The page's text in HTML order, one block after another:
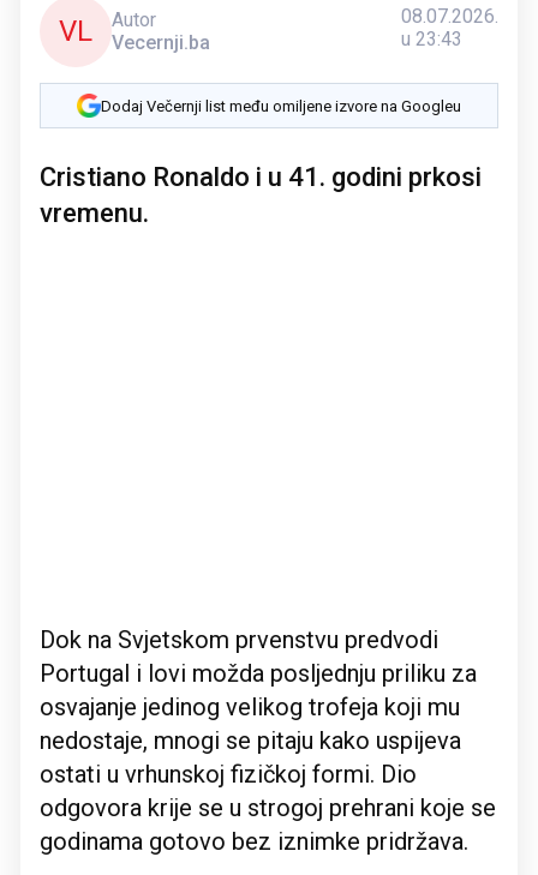
VL
Autor
Vecernji.ba
08.07.2026.
u 23:43
Dodaj Večernji list među omiljene izvore na Googleu
Cristiano Ronaldo i u 41. godini prkosi
vremenu.
Dok na Svjetskom prvenstvu predvodi
Portugal i lovi možda posljednju priliku za
osvajanje jedinog velikog trofeja koji mu
nedostaje, mnogi se pitaju kako uspijeva
ostati u vrhunskoj fizičkoj formi. Dio
odgovora krije se u strogoj prehrani koje se
godinama gotovo bez iznimke pridržava.